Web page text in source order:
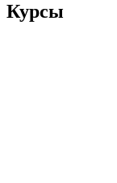
Курсы